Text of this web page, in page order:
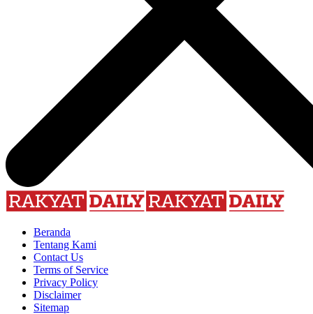
Beranda
Tentang Kami
Contact Us
Terms of Service
Privacy Policy
Disclaimer
Sitemap